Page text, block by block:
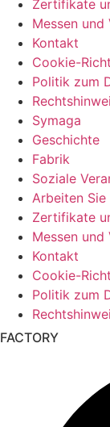
Zertifikate
Messen und
Kontakt
Cookie-
Politik zum
Symaga
Geschichte
Fabrik
Soziale
Arbeiten
Zertifikate
Messen und
Kontakt
Cookie-
Politik zum
FACTORY